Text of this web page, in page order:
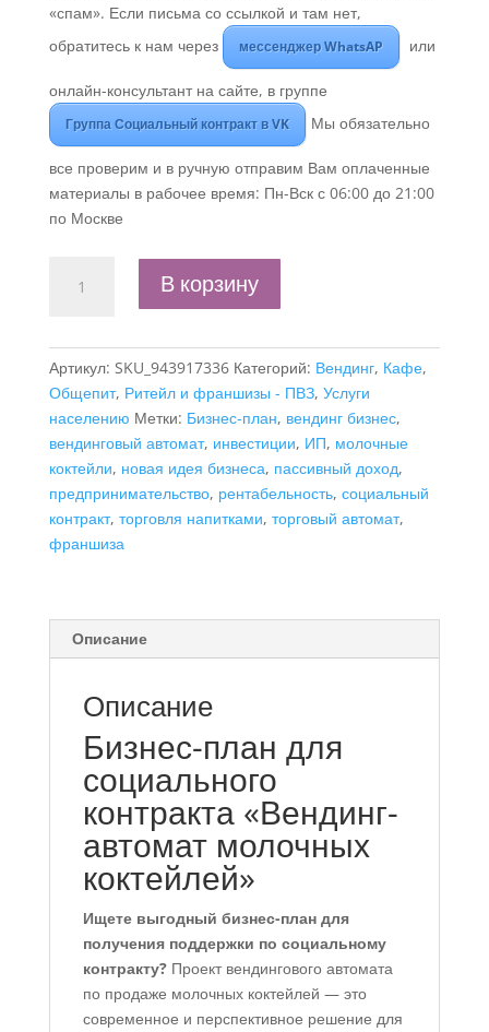
«спам». Если письма со ссылкой и там нет,
обратитесь к нам через
мессенджер WhatsAP или
онлайн-консультант на сайте, в группе
Группа Социальный контракт в VK Мы обязательно
все проверим и в ручную отправим Вам оплаченные
материалы в рабочее время: Пн-Вск с 06:00 до 21:00
по Москве
товара
план
"Вендинг-
автомат
молочных
коктейлей",
ИП
В корзину
Артикул: SKU_943917336 Категорий: Вендинг, Кафе,
Общепит, Ритейл и франшизы - ПВЗ, Услуги
населению Метки: Бизнес-план, вендинг бизнес,
вендинговый автомат, инвестиции, ИП, молочные
коктейли, новая идея бизнеса, пассивный доход,
предпринимательство, рентабельность, социальный
контракт, торговля напитками, торговый автомат,
франшиза
Описание
Описание
Бизнес-план для
социального
контракта «Вендинг-
автомат молочных
коктейлей»
Ищете выгодный бизнес-план для
получения поддержки по социальному
контракту?Проект вендингового автомата
по продаже молочных коктейлей — это
современное и перспективное решение для